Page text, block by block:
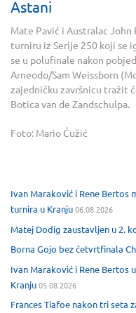
Astani
Mate Pavić i Australac John
turniru iz Serije 250 koji se
se u polufinale nakon
Arneodo/Sam Weissborn
zajedničku završnicu tražit
Botica van de Zandschulpa.
Foto: Mario Ćužić
Ivan Maraković i Rene Bertos
turnira u Kranju06.08.2026
Matej Dodig zaustavljen u 2.
Borna Gojo bez četvrtfinala
Ivan Maraković i Rene Bertos
Kranju05.08.2026
Frances Tiafoe nakon tri seta